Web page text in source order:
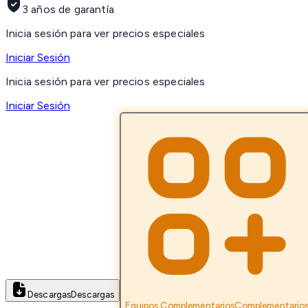
3 años de garantía
Inicia sesión para ver precios especiales
Iniciar Sesión
Inicia sesión para ver precios especiales
Iniciar Sesión
DescargasDescargas
Equipos Complementarios